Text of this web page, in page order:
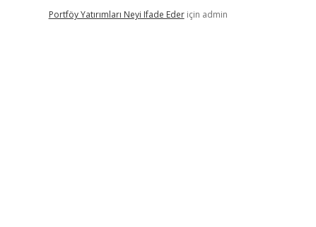
Portföy Yatırımları Neyi Ifade Ederiçin admin